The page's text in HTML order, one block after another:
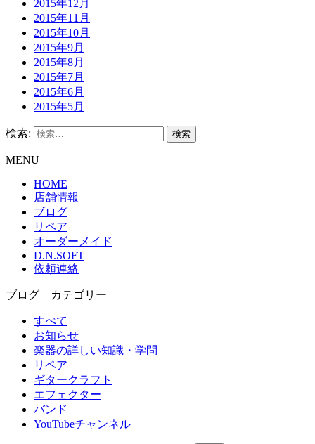
2015年12月
2015年11月
2015年10月
2015年9月
2015年8月
2015年7月
2015年6月
2015年5月
検索:
MENU
HOME
店舗情報
ブログ
リペア
オーダーメイド
D.N.SOFT
依頼連絡
ブログ カテゴリー
すべて
お知らせ
楽器の詳しい知識・学問
リペア
ギタークラフト
エフェクター
バンド
YouTubeチャンネル